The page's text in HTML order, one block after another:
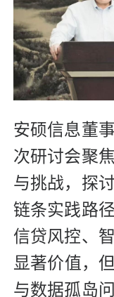
安硕信息董
次研讨会聚
与挑战，探
链条实践路
信贷风控、
显著价值，
与数据孤岛